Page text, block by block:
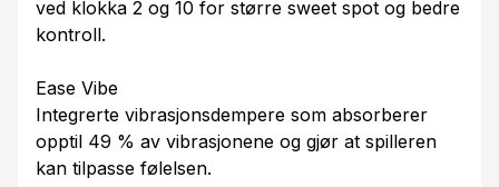
ved klokka 2 og 10 for større sweet spot og bedre
kontroll.
Ease Vibe
Integrerte vibrasjonsdempere som absorberer
opptil 49 % av vibrasjonene og gjør at spilleren
kan tilpasse følelsen.